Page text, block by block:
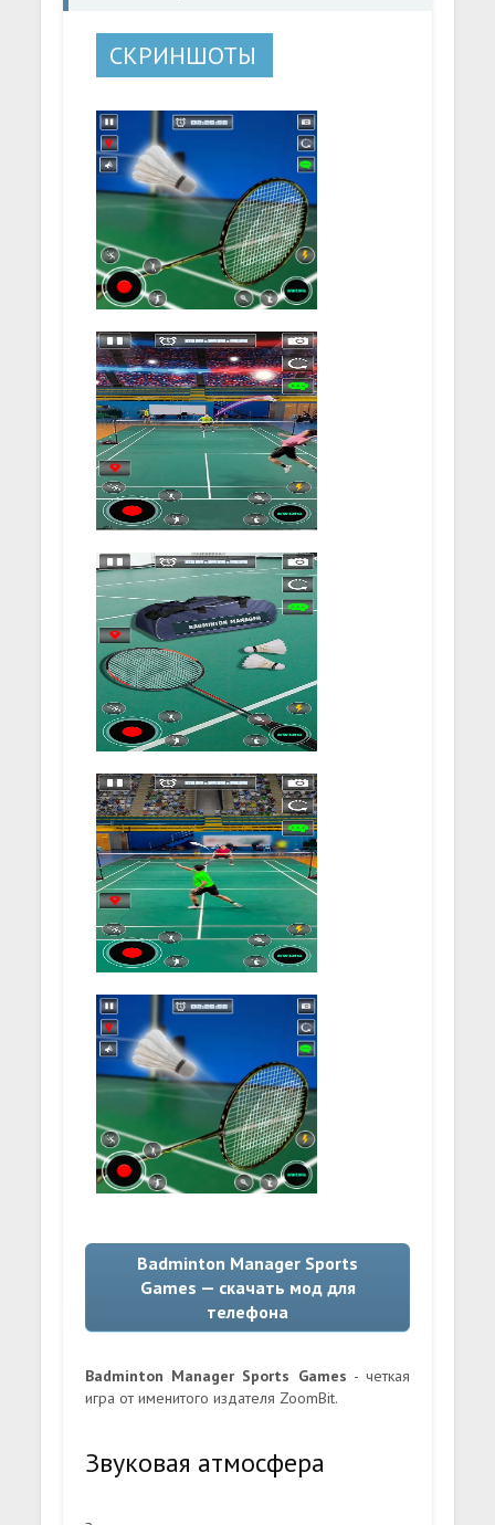
СКРИНШОТЫ
Badminton Manager Sports
Games — скачать мод для
телефона
Badminton Manager Sports Games - четкая
игра от именитого издателя ZoomBit.
Звуковая атмосфера